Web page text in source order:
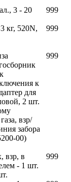
3 - 20
999
кг, 520N,
999
к
для
2 шт.
взр/
забора
00)
999
взр, в
- 1 шт.
999